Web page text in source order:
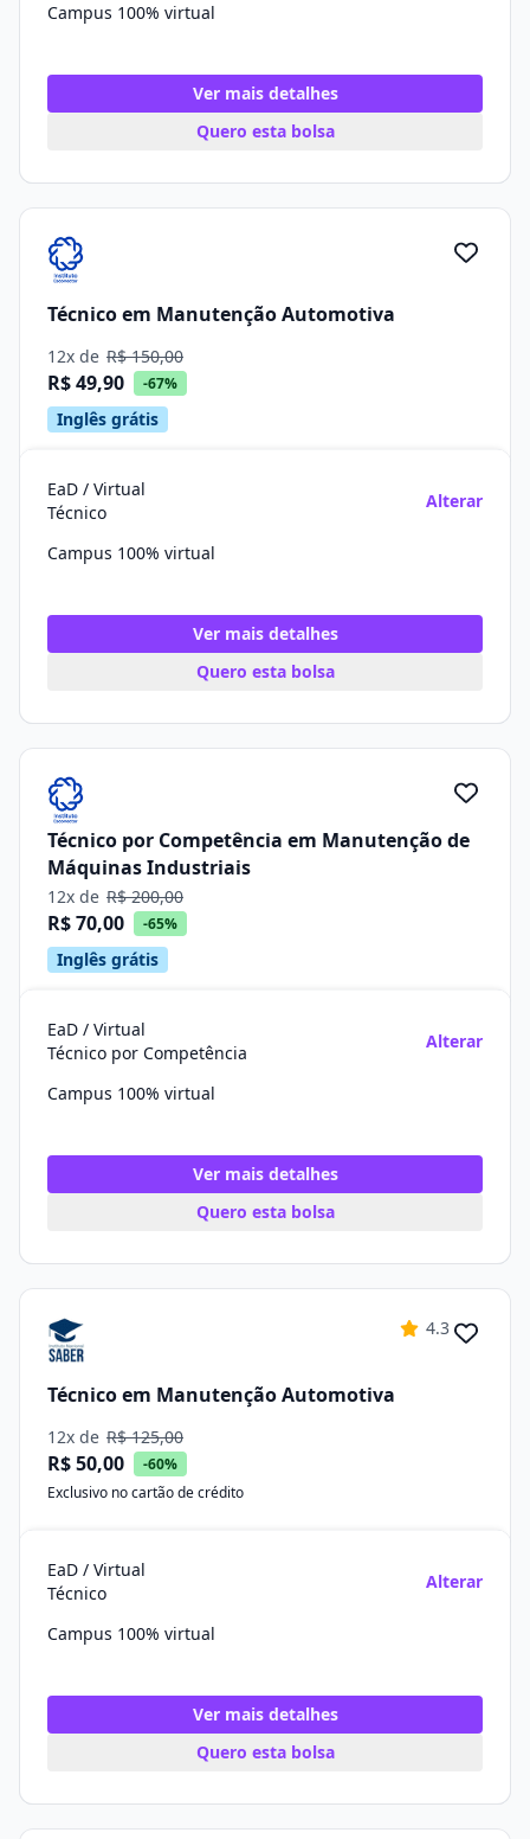
Campus 100% virtual
Ver mais detalhes
Quero esta bolsa
Técnico em Manutenção Automotiva
12x de R$ 150,00
R$ 49,90 -67%
Inglês grátis
EaD / Virtual
Técnico
Alterar
Campus 100% virtual
Ver mais detalhes
Quero esta bolsa
Técnico por Competência em Manutenção de
Máquinas Industriais
12x de R$ 200,00
R$ 70,00 -65%
Inglês grátis
EaD / Virtual
Técnico por Competência
Alterar
Campus 100% virtual
Ver mais detalhes
Quero esta bolsa
4.3
Técnico em Manutenção Automotiva
12x de R$ 125,00
R$ 50,00
-60%
Exclusivo no cartão de crédito
EaD / Virtual
Técnico
Alterar
Campus 100% virtual
Ver mais detalhes
Quero esta bolsa